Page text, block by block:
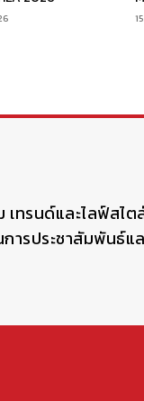
ทรนด์และไลฟ์สไต
ารประชาสัมพันธ์แ